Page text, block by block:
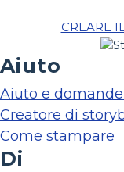
CREARE
Aiuto
Aiuto e
Creatore di
Come stampare
Di